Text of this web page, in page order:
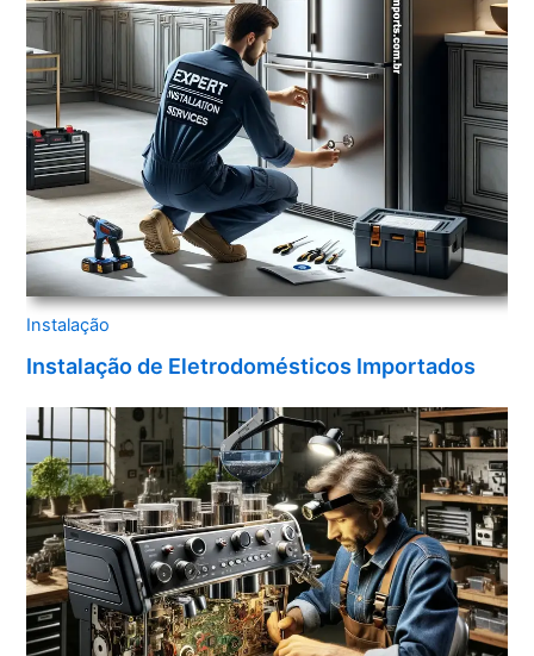
Instalação
Instalação de Eletrodomésticos Importados